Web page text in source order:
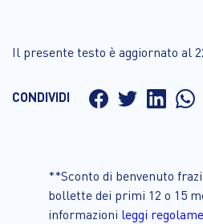
Il presente testo è aggiornato al
CONDIVIDI
**Sconto di benvenuto
bollette dei primi 12 o 15
informazioni leggi